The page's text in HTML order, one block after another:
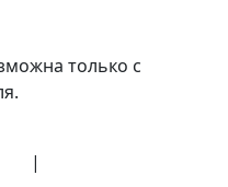
только с
|